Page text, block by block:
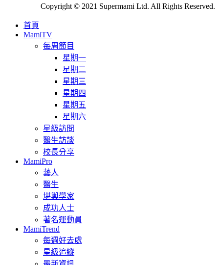
Copyright © 2021 Supermami Ltd. All Rights Reserved.
首頁
MamiTV
每周節目
星期一
星期二
星期三
星期四
星期五
星期六
星級訪問
醫生訪談
校長分享
MamiPro
藝人
醫生
堪輿學家
成功人士
著名運動員
MamiTrend
每週好去處
星級追縱